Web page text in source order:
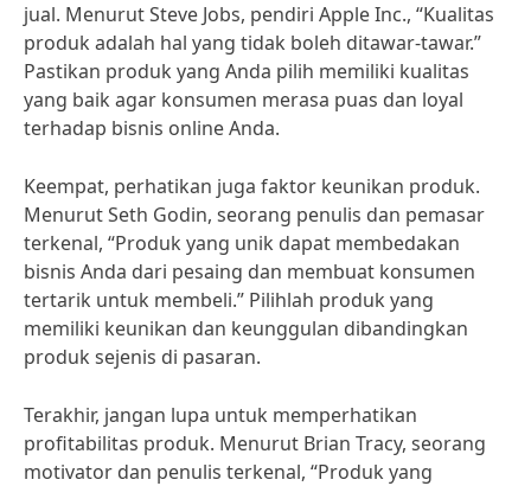
jual. Menurut Steve Jobs, pendiri Apple Inc., “Kualitas
produk adalah hal yang tidak boleh ditawar-tawar.”
Pastikan produk yang Anda pilih memiliki kualitas
yang baik agar konsumen merasa puas dan loyal
terhadap bisnis online Anda.
Keempat, perhatikan juga faktor keunikan produk.
Menurut Seth Godin, seorang penulis dan pemasar
terkenal, “Produk yang unik dapat membedakan
bisnis Anda dari pesaing dan membuat konsumen
tertarik untuk membeli.” Pilihlah produk yang
memiliki keunikan dan keunggulan dibandingkan
produk sejenis di pasaran.
Terakhir, jangan lupa untuk memperhatikan
profitabilitas produk. Menurut Brian Tracy, seorang
motivator dan penulis terkenal, “Produk yang